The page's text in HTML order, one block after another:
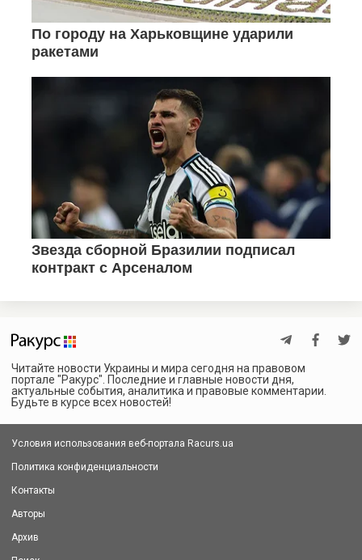
Читайте новости Украины и мира сегодня на правовом
портале "Ракурс". Последние и главные новости дня,
актуальные события, аналитика и правовые комментарии.
Будьте в курсе всех новостей!
Условия использования веб-портала Racurs.ua
Политика конфиденциальности
Контакты
Авторы
Архив